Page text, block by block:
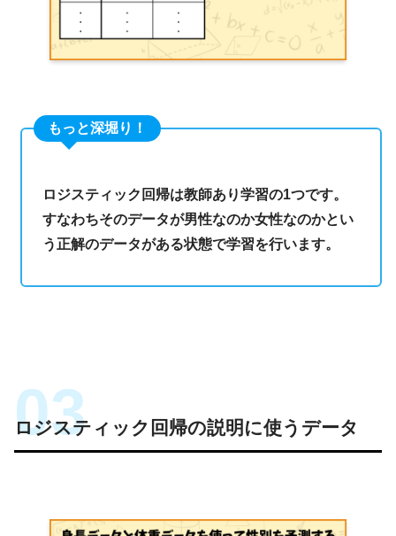
もっと深堀り！
ロジスティック回帰は教師あり学習の1つです。
すなわちそのデータが男性なのか女性なのかとい
う正解のデータがある状態で学習を行います。
ロジスティック回帰の説明に使うデータ